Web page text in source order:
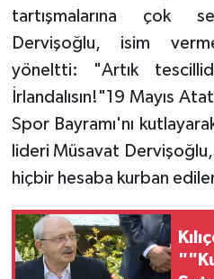
tartışmalarına çok
Dervişoğlu, isim
yöneltti: "Artık
İrlandalısın!"19 Mayıs
Spor Bayramı'nı
lideri Müsavat
hiçbir hesaba kurban
SPOR
TARIM
TEKNOLOJİ
TURİZM
YAŞAM